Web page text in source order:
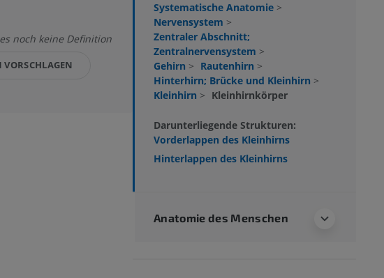
noch keine Definition
Systematische Anatomie >
Nervensystem >
Zentraler Abschnitt;
Zentralnervensystem >
Gehirn > Rautenhirn >
Hinterhirn; Brücke und Kleinhirn >
Kleinhirn > Kleinhirnkörper
Darunterliegende Strukturen:
Vorderlappen des Kleinhirns
Hinterlappen des Kleinhirns
Anatomie des Menschen